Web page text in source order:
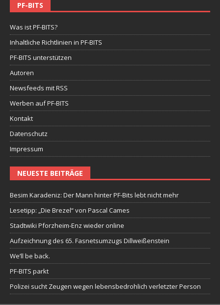
PF-BITS
Was ist PF-BITS?
Inhaltliche Richtlinien in PF-BITS
PF-BITS unterstützen
Autoren
Newsfeeds mit RSS
Werben auf PF-BITS
Kontakt
Datenschutz
Impressum
NEUESTE BEITRÄGE
Besim Karadeniz: Der Mann hinter PF-Bits lebt nicht mehr
Lesetipp: „Die Brezel“ von Pascal Cames
Stadtwiki Pforzheim-Enz wieder online
Aufzeichnung des 65. Fasnetsumzugs Dillweißenstein
We’ll be back.
PF-BITS parkt
Polizei sucht Zeugen wegen lebensbedrohlich verletzter Person